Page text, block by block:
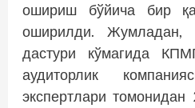
ошириш бўйича бир
оширилди. Жумладан,
дастури кўмагида
аудиторлик
экспертлари